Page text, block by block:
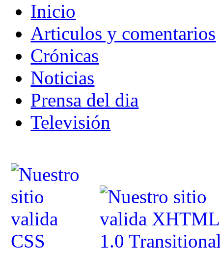
Inicio
Articulos y comentarios
Crónicas
Noticias
Prensa del dia
Televisión